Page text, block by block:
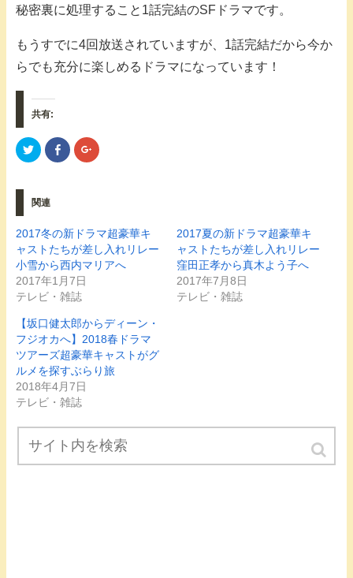
秘密裏に処理すること1話完結のSFドラマです。
もうすでに4回放送されていますが、1話完結だから今か
らでも充分に楽しめるドラマになっています！
共有:
ク
リ
て
T
t
e
r
で
共
有
(
し
い
ウ
ィ
ン
ド
ウ
で
開
き
)
F
a
共
有
す
る
に
は
ク
リ
ク
し
て
く
だ
さ
い
(
新
し
ィ
ン
ド
で
ク
リ
g
e
+
で
し
い
ウ
ィ
ン
ド
ウ
)
関連
2017冬の新ドラマ超豪華キ
ャストたちが差し入れリレー
小雪から西内マリアへ
2017年1月7日
テレビ・雑誌
2017夏の新ドラマ超豪華キ
ャストたちが差し入れリレー
窪田正孝から真木よう子へ
2017年7月8日
テレビ・雑誌
【坂口健太郎からディーン・
フジオカへ】2018春ドラマ
ツアーズ超豪華キャストがグ
ルメを探すぶらり旅
2018年4月7日
テレビ・雑誌